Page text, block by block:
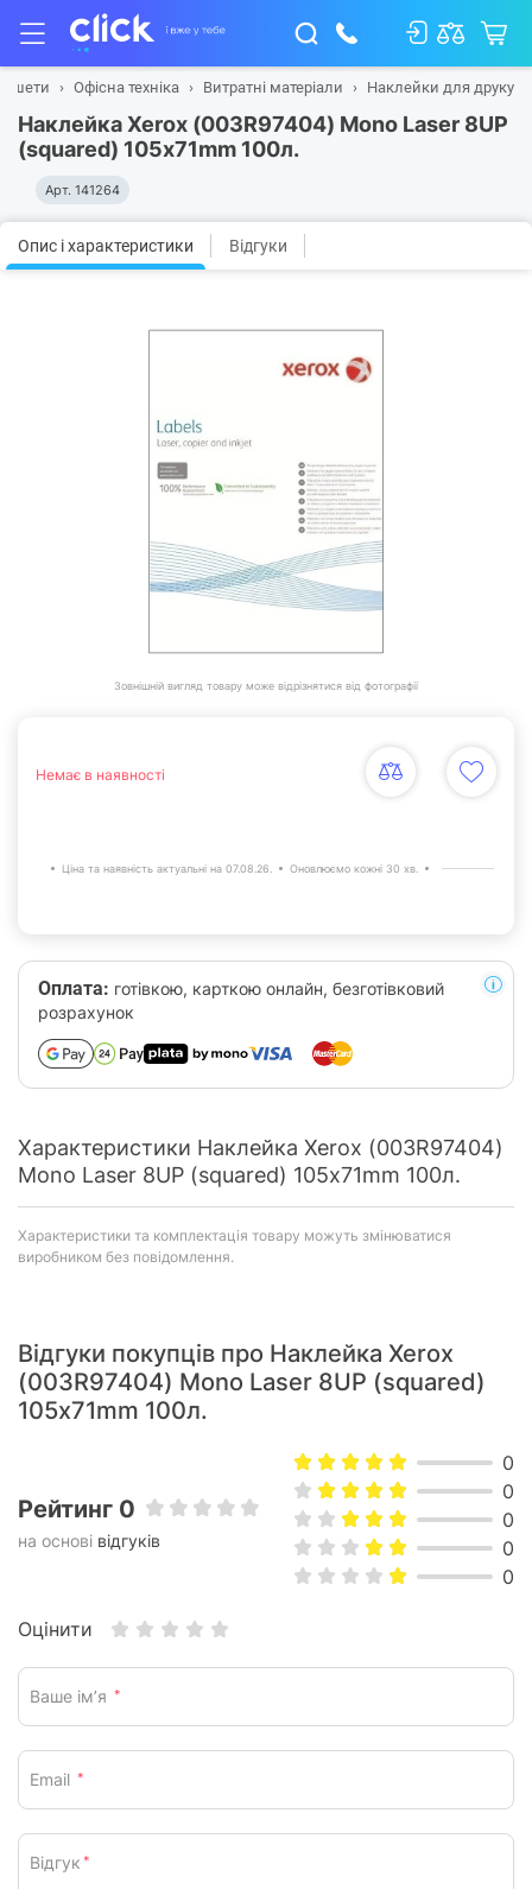
Офісна техніка Витратні матеріали Наклейки для друку
Наклейка Xerox (003R97404) Mono Laser 8UP
(squared) 105x71mm 100л.
Арт. 141264
Опис і характеристики Відгуки
Зовнішній вигляд товару може відрізнятися від фотографії
Немає в наявності
Ціна та наявність актуальні на 07.08.26. Оновлюємо кожні 30 хв.
Оплата: готівкою, карткою онлайн, безготівковий
розрахунок
Характеристики Наклейка Xerox (003R97404)
Mono Laser 8UP (squared) 105x71mm 100л.
Характеристики та комплектація товару можуть змінюватися
виробником без повідомлення.
Відгуки покупців про Наклейка Xerox
(003R97404) Mono Laser 8UP (squared)
105x71mm 100л.
Рейтинг 0
на основі відгуків
0
0
0
0
0
Оцінити
Ваше ім’я *
Email *
Відгук *